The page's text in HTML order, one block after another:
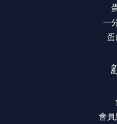
一
蛋
會